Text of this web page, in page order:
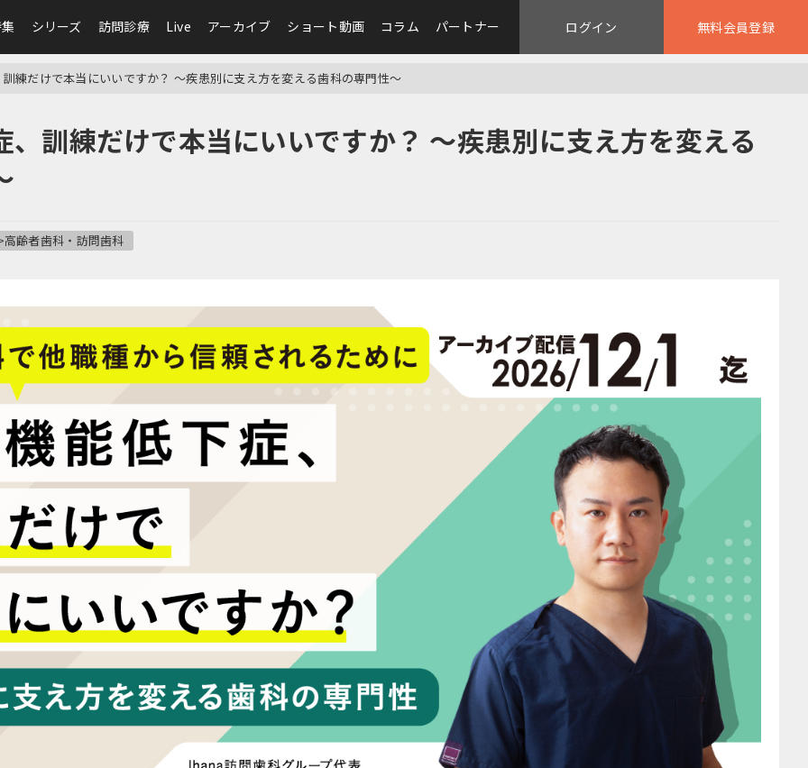
シリーズ 訪問診療 Live アーカイブ ショート動画 コラム パートナー ログイン 無料会員登録
練だけで本当にいいですか？ ～疾患別に支え方を変える歯科の専門性～
、訓練だけで本当にいいですか？ ～疾患別に支え方を変える
齢者歯科・訪問歯科